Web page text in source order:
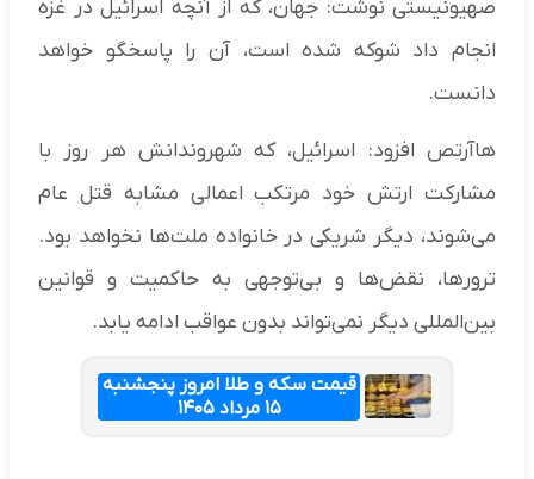
صهیونیستی نوشت: جهان، که از آنچه اسرائیل در غزه
انجام داد شوکه شده است، آن را پاسخگو خواهد
دانست.
هاآرتص افزود:‌ اسرائیل، که شهروندانش هر روز با
مشارکت ارتش خود مرتکب اعمالی مشابه قتل عام
می‌شوند، دیگر شریکی در خانواده ملت‌ها نخواهد بود.
ترورها، نقض‌ها و بی‌توجهی به حاکمیت و قوانین
بین‌المللی دیگر نمی‌تواند بدون عواقب ادامه یابد.
قیمت سکه و طلا امروز پنجشنبه
۱۵ مرداد ۱۴۰۵